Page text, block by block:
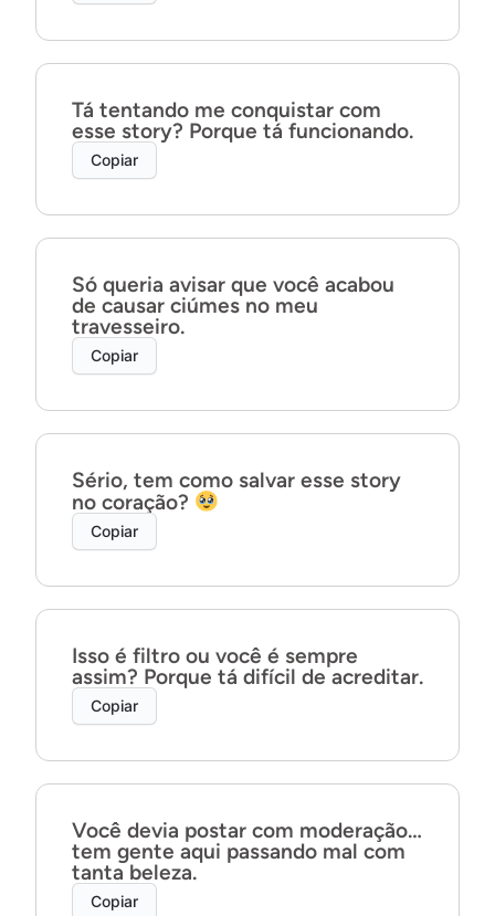
Tá tentando me conquistar com
esse story? Porque tá funcionando.
Copiar
Só queria avisar que você acabou
de causar ciúmes no meu
travesseiro.
Copiar
Sério, tem como salvar esse story
no coração?
Copiar
Isso é filtro ou você é sempre
assim? Porque tá difícil de acreditar.
Copiar
Você devia postar com moderação…
tem gente aqui passando mal com
tanta beleza.
Copiar